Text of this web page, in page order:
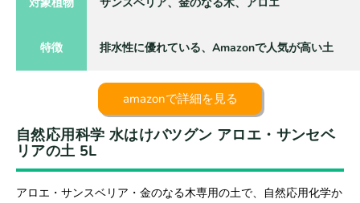
特徴 排水性に優れている、Amazonで人気が高い土
amazonで詳細を見る
自然応用科学 水はけバツグン アロエ・サンセベ
リアの土 5L
アロエ・サンスベリア・金のなる木専用の土で、自然応用化学か